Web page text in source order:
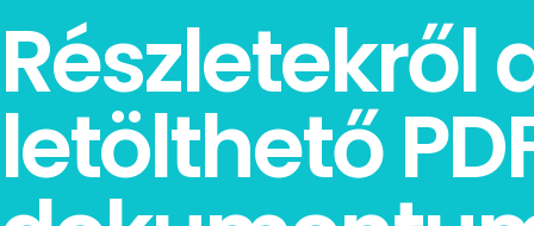
Részletekről
letölthető